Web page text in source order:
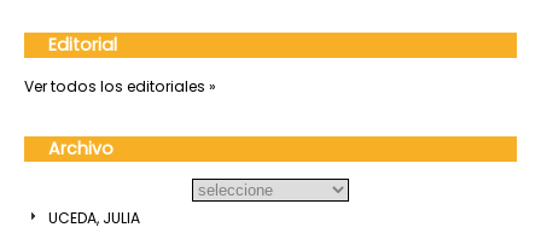
Editorial
Ver todos los editoriales »
Archivo
UCEDA, JULIA